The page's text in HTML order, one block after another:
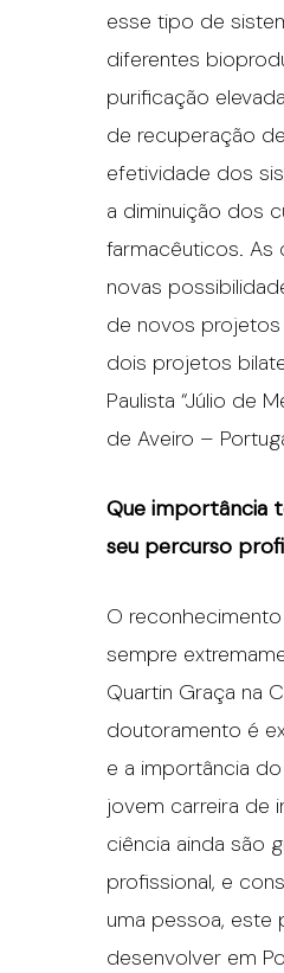
esse tipo de
diferentes
purificação
de recuperação
efetividade dos
a diminuição dos
farmacêuticos. As
novas
de novos projetos
dois projetos
Paulista “Júlio de
de Aveiro –
Que importância
seu percurso
O
sempre
Quartin Graça na
doutoramento é
e a importância
jovem carreira de
ciência ainda são
profissional, e
uma pessoa, este
desenvolver em